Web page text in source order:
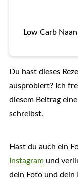
Low Carb
Du hast dieses
ausprobiert? Ich
diesem Beitrag
schreibst.
Hast du auch ein
Instagramund
dein Foto und dein